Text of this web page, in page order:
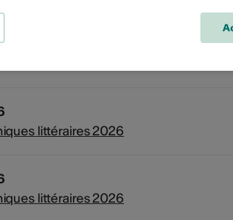
littéraires 2026
littéraires 2026